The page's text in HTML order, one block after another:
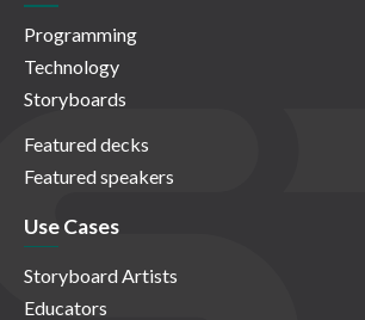
Programming
Technology
Storyboards
Featured decks
Featured speakers
Use Cases
Storyboard Artists
Educators